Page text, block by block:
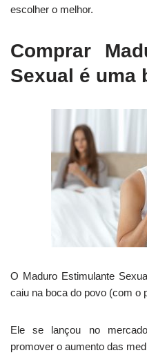
escolher o melhor.
Comprar
Sexual é uma
O Maduro Estimulante
caiu na boca do povo (com o
Ele se lançou no
promover o aumento das